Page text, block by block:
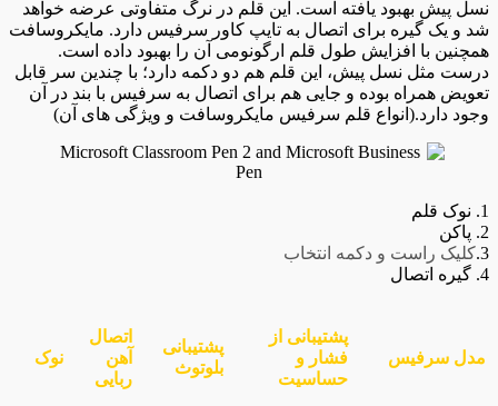
نسل پیش بهبود یافته است. این قلم در نرگ متفاوتی عرضه خواهد
شد و یک گیره برای اتصال به تایپ کاور سرفیس دارد. مایکروسافت
همچنین با افزایش طول قلم ارگونومی آن را بهبود داده است.
درست مثل نسل پیش، این قلم هم دو دکمه دارد؛ با چندین سر قابل
تعویض همراه بوده و جایی هم برای اتصال به سرفیس با بند در آن
وجود دارد.(انواع قلم سرفیس مایکروسافت و ویژگی های آن)
1. نوک قلم
2. پاکن
3. کلیک راست و دکمه انتخاب
4. گیره اتصال
مدل سرفیس
پشتیبانی از
فشار و
حساسیت
پشتیبانی
بلوتوث
اتصال
آهن
ربایی
نوک